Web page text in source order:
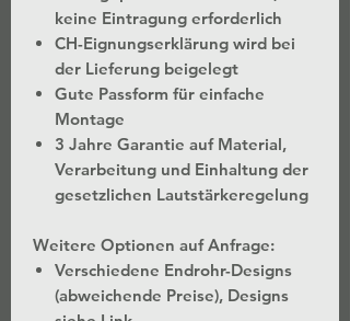
keine Eintragung erforderlich
CH-Eignungserklärung wird bei
der Lieferung beigelegt
Gute Passform für einfache
Montage
3 Jahre Garantie auf Material,
Verarbeitung und Einhaltung der
gesetzlichen Lautstärkeregelung
Weitere Optionen auf Anfrage:
Verschiedene Endrohr-Designs
(abweichende Preise), Designs